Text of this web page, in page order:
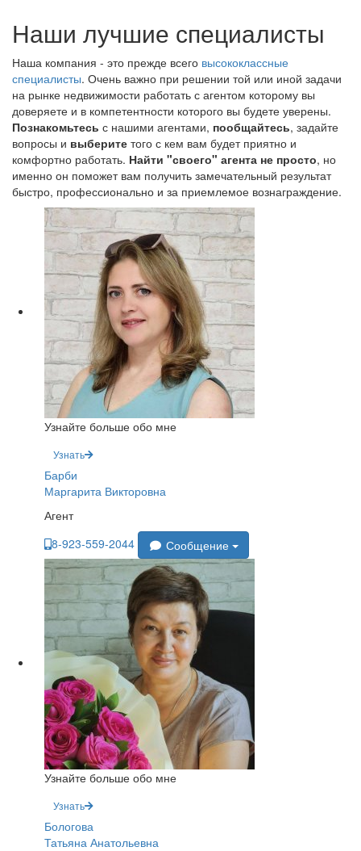
Наши лучшие специалисты
Наша компания - это прежде всего высококлассные
специалисты. Очень важно при решении той или иной задачи
на рынке недвижимости работать с агентом которому вы
доверяете и в компетентности которого вы будете уверены.
Познакомьтесь с нашими агентами, пообщайтесь, задайте
вопросы и выберите того с кем вам будет приятно и
комфортно работать. Найти "своего" агента не просто, но
именно он поможет вам получить замечательный результат
быстро, профессионально и за приемлемое вознаграждение.
Узнайте больше обо мне
Узнать
Барби
Маргарита Викторовна
Агент
8-923-559-2044
Сообщение
Узнайте больше обо мне
Узнать
Бологова
Татьяна Анатольевна